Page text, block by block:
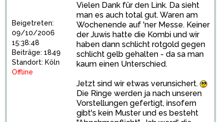
Beigetreten:
09/10/2006
15:38:48
Beiträge: 1849
Standort: Köln
Offline
Vielen Dank für den Link. Da sieht
man es auch total gut. Waren am
Wochenende auf 'ner Messe. Keiner
der Juwis hatte die Kombi und wir
haben dann schlicht rotgold gegen
schlicht gelb gehalten - da sa man
kaum einen Unterschied.
Jetzt sind wir etwas verunsichert.
Die Ringe werden ja nach unseren
Vorstellungen gefertigt, insofern
gibt's kein Muster und es besteht